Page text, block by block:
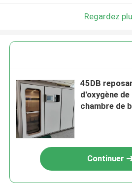
Regardez
45DB
d'oxygène
chambre de
Continuer